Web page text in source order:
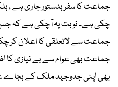
جماعت کا سفر بدستور جاری ہے ،
جماعت سے لاتعلقی کا اعلان کر
جماعت بھی عوام سے بے نیازی کا
بھی اپنی جدوجہد ملک کے بجاے